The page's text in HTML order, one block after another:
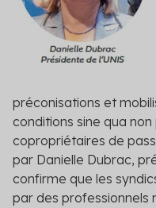
préconisations et
conditions sine qua
copropriétaires de
par Danielle Dubrac,
confirme que les
par des professionnels